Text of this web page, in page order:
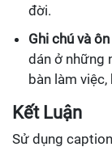
đời.
Ghi chú và
dán ở những
bàn làm việc,
Kết Luận
Sử dụng